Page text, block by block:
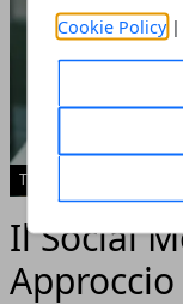
Cookie Policy |
TECH
Il Social